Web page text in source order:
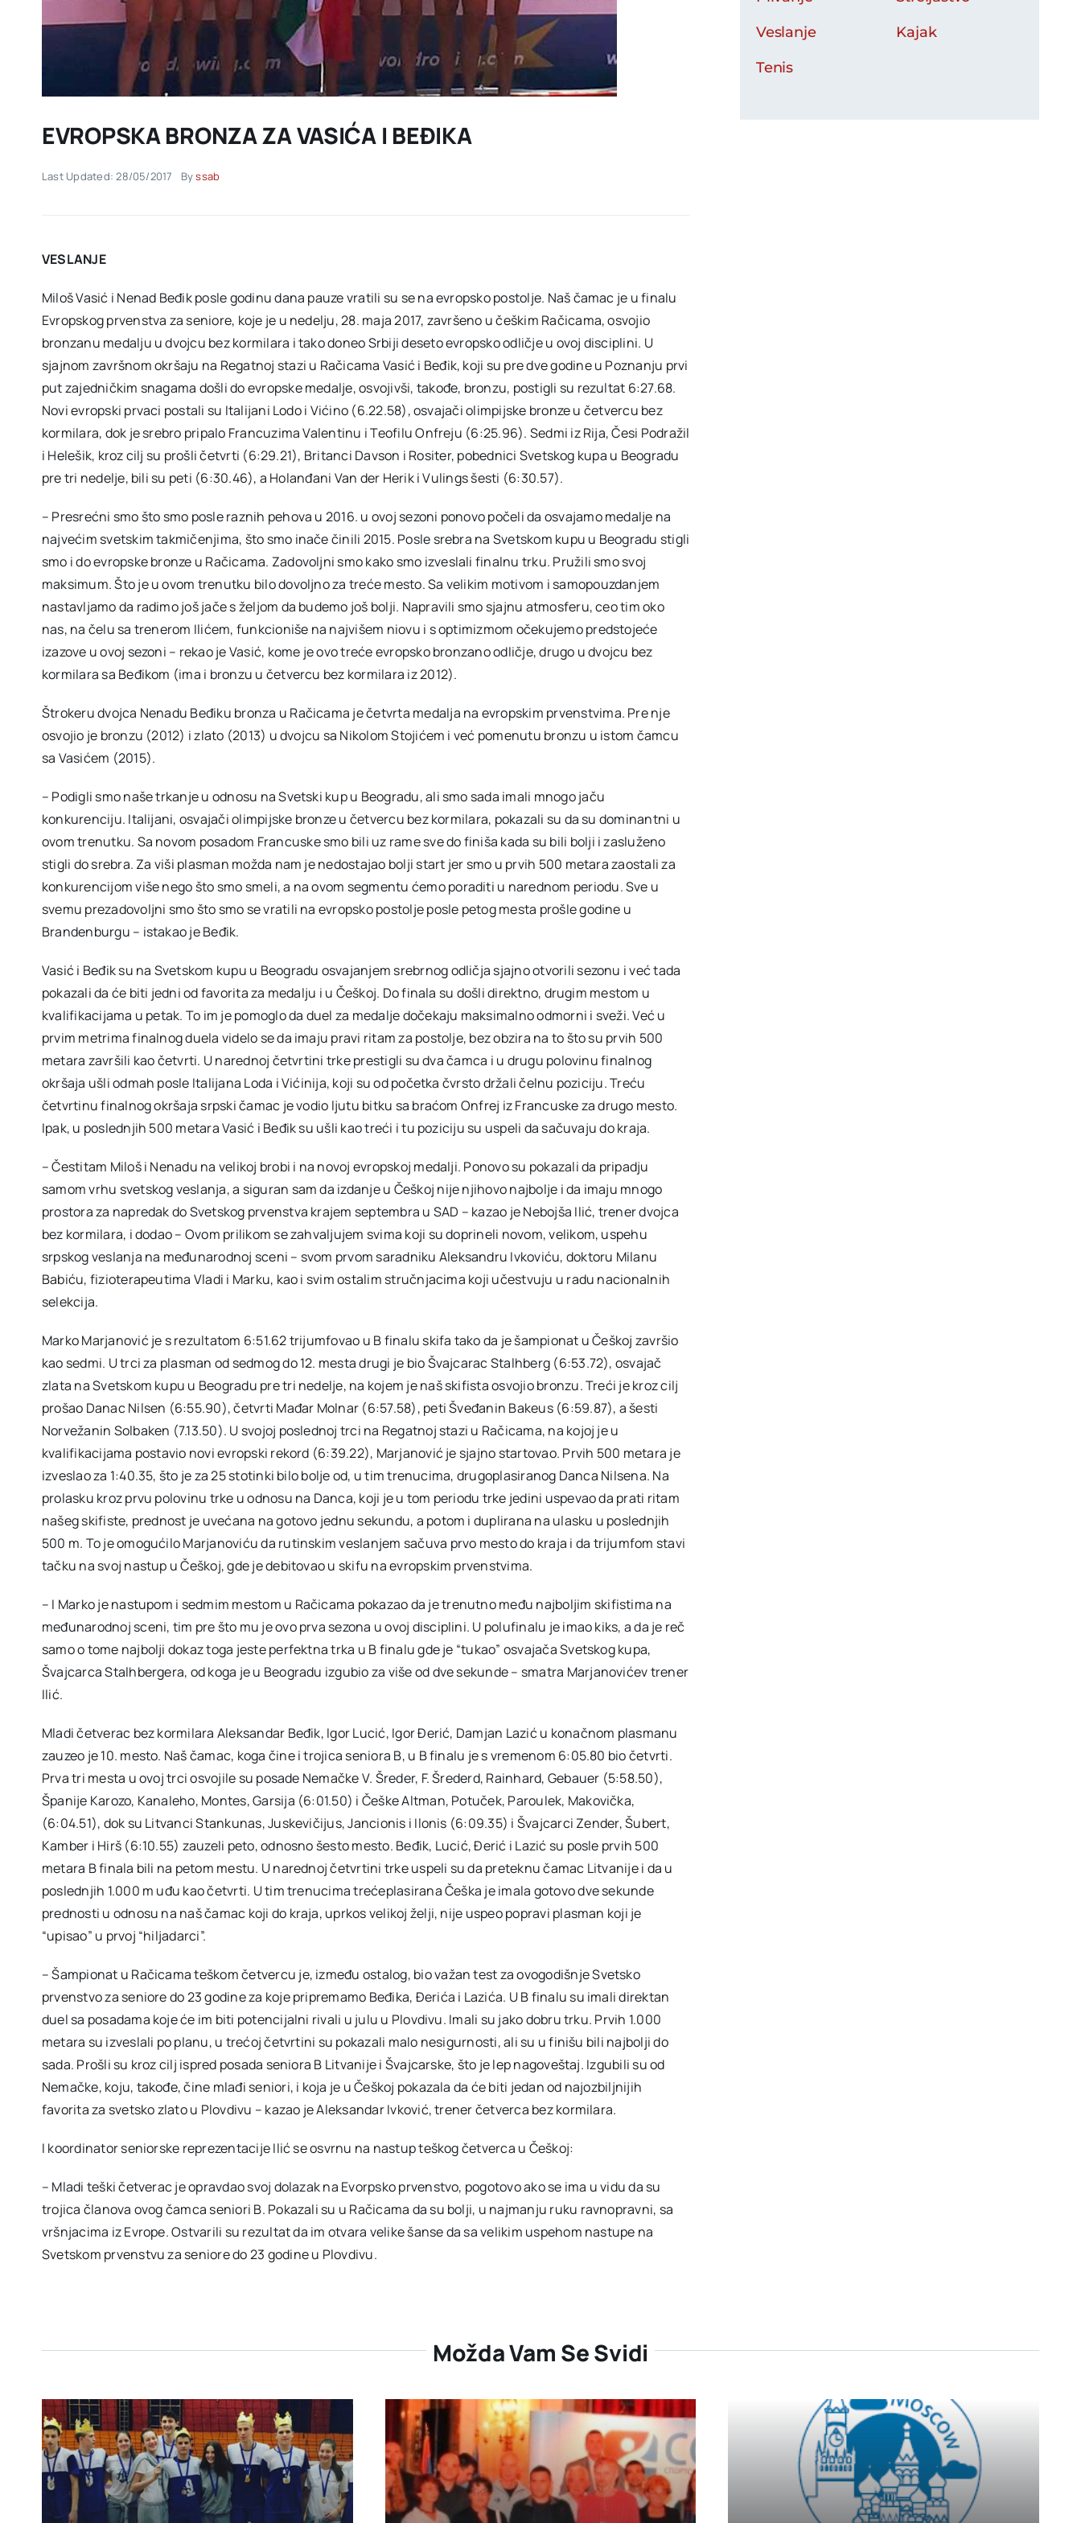
EVROPSKA BRONZA ZA VASIĆA I BEĐIKA
Last Updated: 28/05/2017 Byssab
VESLANJE
Miloš Vasić i Nenad Beđik posle godinu dana pauze vratili su se na evropsko postolje. Naš čamac je u finalu
Evropskog prvenstva za seniore, koje je u nedelju, 28. maja 2017, završeno u češkim Račicama, osvojio
bronzanu medalju u dvojcu bez kormilara i tako doneo Srbiji deseto evropsko odličje u ovoj disciplini. U
sjajnom završnom okršaju na Regatnoj stazi u Račicama Vasić i Beđik, koji su pre dve godine u Poznanju prvi
put zajedničkim snagama došli do evropske medalje, osvojivši, takođe, bronzu, postigli su rezultat 6:27.68.
Novi evropski prvaci postali su Italijani Lodo i Vićino (6.22.58), osvajači olimpijske bronze u četvercu bez
kormilara, dok je srebro pripalo Francuzima Valentinu i Teofilu Onfreju (6:25.96). Sedmi iz Rija, Česi Podražil
i Helešik, kroz cilj su prošli četvrti (6:29.21), Britanci Davson i Rositer, pobednici Svetskog kupa u Beogradu
pre tri nedelje, bili su peti (6:30.46), a Holanđani Van der Herik i Vulings šesti (6:30.57).
– Presrećni smo što smo posle raznih pehova u 2016. u ovoj sezoni ponovo počeli da osvajamo medalje na
najvećim svetskim takmičenjima, što smo inače činili 2015. Posle srebra na Svetskom kupu u Beogradu stigli
smo i do evropske bronze u Račicama. Zadovoljni smo kako smo izveslali finalnu trku. Pružili smo svoj
maksimum. Što je u ovom trenutku bilo dovoljno za treće mesto. Sa velikim motivom i samopouzdanjem
nastavljamo da radimo još jače s željom da budemo još bolji. Napravili smo sjajnu atmosferu, ceo tim oko
nas, na čelu sa trenerom Ilićem, funkcioniše na najvišem niovu i s optimizmom očekujemo predstojeće
izazove u ovoj sezoni – rekao je Vasić, kome je ovo treće evropsko bronzano odličje, drugo u dvojcu bez
kormilara sa Beđikom (ima i bronzu u četvercu bez kormilara iz 2012).
Štrokeru dvojca Nenadu Beđiku bronza u Račicama je četvrta medalja na evropskim prvenstvima. Pre nje
osvojio je bronzu (2012) i zlato (2013) u dvojcu sa Nikolom Stojićem i već pomenutu bronzu u istom čamcu
sa Vasićem (2015).
– Podigli smo naše trkanje u odnosu na Svetski kup u Beogradu, ali smo sada imali mnogo jaču
konkurenciju. Italijani, osvajači olimpijske bronze u četvercu bez kormilara, pokazali su da su dominantni u
ovom trenutku. Sa novom posadom Francuske smo bili uz rame sve do finiša kada su bili bolji i zasluženo
stigli do srebra. Za viši plasman možda nam je nedostajao bolji start jer smo u prvih 500 metara zaostali za
konkurencijom više nego što smo smeli, a na ovom segmentu ćemo poraditi u narednom periodu. Sve u
svemu prezadovoljni smo što smo se vratili na evropsko postolje posle petog mesta prošle godine u
Brandenburgu – istakao je Beđik.
Vasić i Beđik su na Svetskom kupu u Beogradu osvajanjem srebrnog odličja sjajno otvorili sezonu i već tada
pokazali da će biti jedni od favorita za medalju i u Češkoj. Do finala su došli direktno, drugim mestom u
kvalifikacijama u petak. To im je pomoglo da duel za medalje dočekaju maksimalno odmorni i sveži. Već u
prvim metrima finalnog duela videlo se da imaju pravi ritam za postolje, bez obzira na to što su prvih 500
metara završili kao četvrti. U narednoj četvrtini trke prestigli su dva čamca i u drugu polovinu finalnog
okršaja ušli odmah posle Italijana Loda i Vićinija, koji su od početka čvrsto držali čelnu poziciju. Treću
četvrtinu finalnog okršaja srpski čamac je vodio ljutu bitku sa braćom Onfrej iz Francuske za drugo mesto.
Ipak, u poslednjih 500 metara Vasić i Beđik su ušli kao treći i tu poziciju su uspeli da sačuvaju do kraja.
– Čestitam Miloš i Nenadu na velikoj brobi i na novoj evropskoj medalji. Ponovo su pokazali da pripadju
samom vrhu svetskog veslanja, a siguran sam da izdanje u Češkoj nije njihovo najbolje i da imaju mnogo
prostora za napredak do Svetskog prvenstva krajem septembra u SAD – kazao je Nebojša Ilić, trener dvojca
bez kormilara, i dodao – Ovom prilikom se zahvaljujem svima koji su doprineli novom, velikom, uspehu
srpskog veslanja na međunarodnoj sceni – svom prvom saradniku Aleksandru Ivkoviću, doktoru Milanu
Babiću, fizioterapeutima Vladi i Marku, kao i svim ostalim stručnjacima koji učestvuju u radu nacionalnih
selekcija.
Marko Marjanović je s rezultatom 6:51.62 trijumfovao u B finalu skifa tako da je šampionat u Češkoj završio
kao sedmi. U trci za plasman od sedmog do 12. mesta drugi je bio Švajcarac Stalhberg (6:53.72), osvajač
zlata na Svetskom kupu u Beogradu pre tri nedelje, na kojem je naš skifista osvojio bronzu. Treći je kroz cilj
prošao Danac Nilsen (6:55.90), četvrti Mađar Molnar (6:57.58), peti Šveđanin Bakeus (6:59.87), a šesti
Norvežanin Solbaken (7.13.50). U svojoj poslednoj trci na Regatnoj stazi u Račicama, na kojoj je u
kvalifikacijama postavio novi evropski rekord (6:39.22), Marjanović je sjajno startovao. Prvih 500 metara je
izveslao za 1:40.35, što je za 25 stotinki bilo bolje od, u tim trenucima, drugoplasiranog Danca Nilsena. Na
prolasku kroz prvu polovinu trke u odnosu na Danca, koji je u tom periodu trke jedini uspevao da prati ritam
našeg skifiste, prednost je uvećana na gotovo jednu sekundu, a potom i duplirana na ulasku u poslednjih
500 m. To je omogućilo Marjanoviću da rutinskim veslanjem sačuva prvo mesto do kraja i da trijumfom stavi
tačku na svoj nastup u Češkoj, gde je debitovao u skifu na evropskim prvenstvima.
– I Marko je nastupom i sedmim mestom u Račicama pokazao da je trenutno među najboljim skifistima na
međunarodnoj sceni, tim pre što mu je ovo prva sezona u ovoj disciplini. U polufinalu je imao kiks, a da je reč
samo o tome najbolji dokaz toga jeste perfektna trka u B finalu gde je “tukao” osvajača Svetskog kupa,
Švajcarca Stalhbergera, od koga je u Beogradu izgubio za više od dve sekunde – smatra Marjanovićev trener
Ilić.
Mladi četverac bez kormilara Aleksandar Beđik, Igor Lucić, Igor Đerić, Damjan Lazić u konačnom plasmanu
zauzeo je 10. mesto. Naš čamac, koga čine i trojica seniora B, u B finalu je s vremenom 6:05.80 bio četvrti.
Prva tri mesta u ovoj trci osvojile su posade Nemačke V. Šreder, F. Šrederd, Rainhard, Gebauer (5:58.50),
Španije Karozo, Kanaleho, Montes, Garsija (6:01.50) i Češke Altman, Potuček, Paroulek, Makovička,
(6:04.51), dok su Litvanci Stankunas, Juskevičijus, Jancionis i Ilonis (6:09.35) i Švajcarci Zender, Šubert,
Kamber i Hirš (6:10.55) zauzeli peto, odnosno šesto mesto. Beđik, Lucić, Đerić i Lazić su posle prvih 500
metara B finala bili na petom mestu. U narednoj četvrtini trke uspeli su da preteknu čamac Litvanije i da u
poslednjih 1.000 m uđu kao četvrti. U tim trenucima trećeplasirana Češka je imala gotovo dve sekunde
prednosti u odnosu na naš čamac koji do kraja, uprkos velikoj želji, nije uspeo popravi plasman koji je
“upisao” u prvoj “hiljadarci”.
– Šampionat u Račicama teškom četvercu je, između ostalog, bio važan test za ovogodišnje Svetsko
prvenstvo za seniore do 23 godine za koje pripremamo Beđika, Đerića i Lazića. U B finalu su imali direktan
duel sa posadama koje će im biti potencijalni rivali u julu u Plovdivu. Imali su jako dobru trku. Prvih 1.000
metara su izveslali po planu, u trećoj četvrtini su pokazali malo nesigurnosti, ali su u finišu bili najbolji do
sada. Prošli su kroz cilj ispred posada seniora B Litvanije i Švajcarske, što je lep nagoveštaj. Izgubili su od
Nemačke, koju, takođe, čine mlađi seniori, i koja je u Češkoj pokazala da će biti jedan od najozbiljnijih
favorita za svetsko zlato u Plovdivu – kazao je Aleksandar Ivković, trener četverca bez kormilara.
I koordinator seniorske reprezentacije Ilić se osvrnu na nastup teškog četverca u Češkoj:
– Mladi teški četverac je opravdao svoj dolazak na Evorpsko prvenstvo, pogotovo ako se ima u vidu da su
trojica članova ovog čamca seniori B. Pokazali su u Račicama da su bolji, u najmanju ruku ravnopravni, sa
vršnjacima iz Evrope. Ostvarili su rezultat da im otvara velike šanse da sa velikim uspehom nastupe na
Svetskom prvenstvu za seniore do 23 godine u Plovdivu.
Veslanje
Kajak
Tenis
Možda Vam Se Svidi